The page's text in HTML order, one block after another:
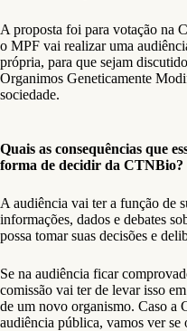
A proposta foi para votação na
o MPF vai realizar uma
própria, para que sejam
Organimos Geneticamente
sociedade.
Quais as consequências que
forma de decidir da CTNBio?
A audiência vai ter a função de
informações, dados e debates
possa tomar suas decisões e
Se na audiência ficar
comissão vai ter de levar isso
de um novo organismo. Caso a
audiência pública, vamos ver